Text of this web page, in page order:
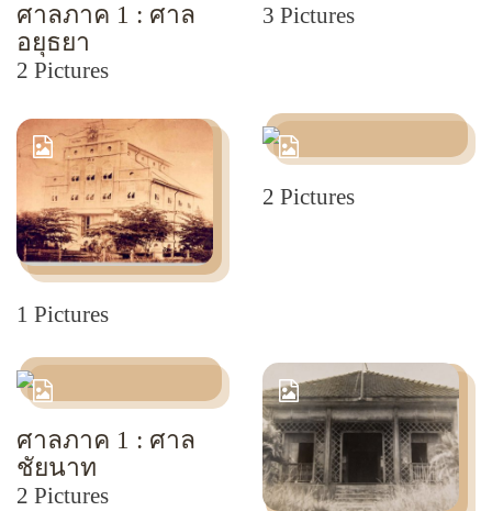
ศาลภาค 1 : ศาล
อยุธยา
2 Pictures
3 Pictures
1 Pictures
2 Pictures
ศาลภาค 1 : ศาล
ชัยนาท
2 Pictures